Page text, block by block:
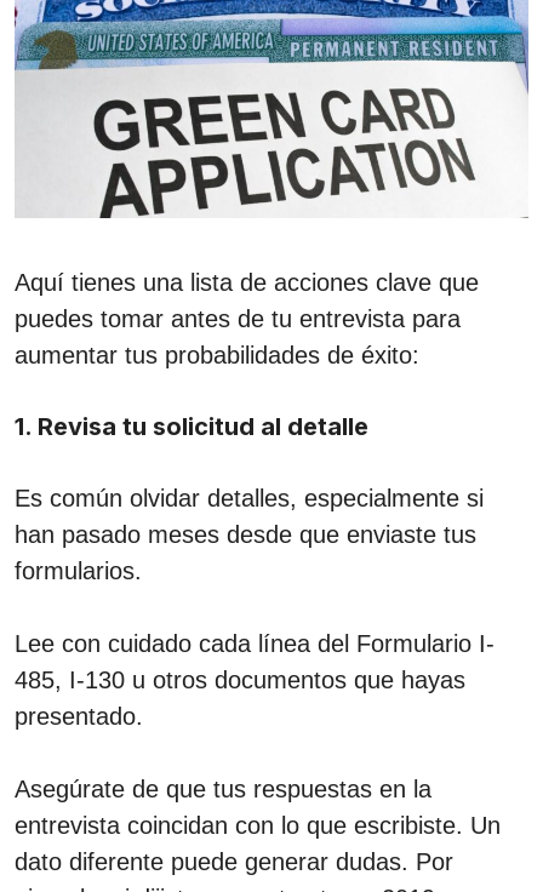
Aquí tienes una lista de acciones clave que
puedes tomar antes de tu entrevista para
aumentar tus probabilidades de éxito:
1. Revisa tu solicitud al detalle
Es común olvidar detalles, especialmente si
han pasado meses desde que enviaste tus
formularios.
Lee con cuidado cada línea del Formulario I-
485, I-130 u otros documentos que hayas
presentado.
Asegúrate de que tus respuestas en la
entrevista coincidan con lo que escribiste. Un
dato diferente puede generar dudas. Por